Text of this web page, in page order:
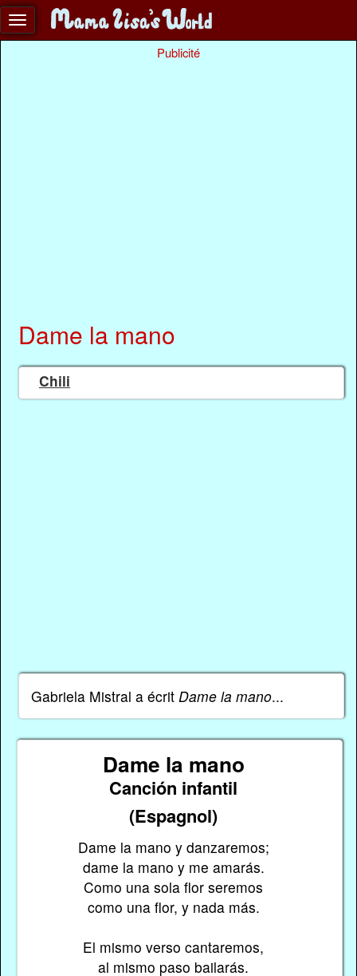
Publicité
Dame la mano
Chili
Gabriela Mistral a écrit Dame la mano...
Dame la mano
Canción infantil
(Espagnol)
Dame la mano y danzaremos;
dame la mano y me amarás.
Como una sola flor seremos
como una flor, y nada más.
El mismo verso cantaremos,
al mismo paso bailarás.